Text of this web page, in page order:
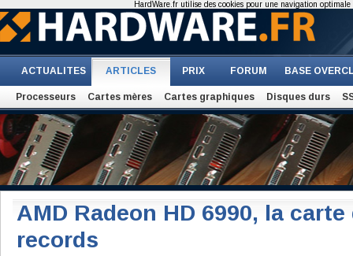
ACTUALITES ARTICLES PRIX FORUM BASE
Processeurs Cartes mères Cartes graphiques Disques durs
AMD Radeon HD 6990, la
records
HardWare.fr utilise des cookies pour une navigation